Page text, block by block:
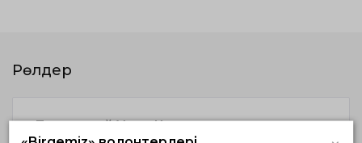
Рөлдер
Доступный Усть-Каменогорск